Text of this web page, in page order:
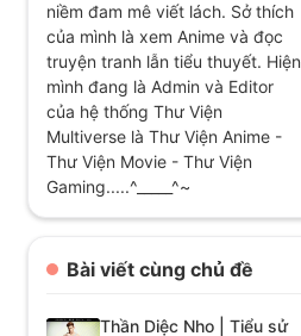
niềm đam mê viết lách. Sở thích
của mình là xem Anime và đọc
truyện tranh lẫn tiểu thuyết. Hiện
mình đang là Admin và Editor
của hệ thống Thư Viện
Multiverse là Thư Viện Anime -
Thư Viện Movie - Thư Viện
Gaming.....^_____^~
Bài viết cùng chủ đề
Thần Diệc Nho | Tiểu sử